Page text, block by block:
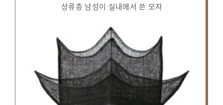
상류층 남성이 실내에서 쓴 모자